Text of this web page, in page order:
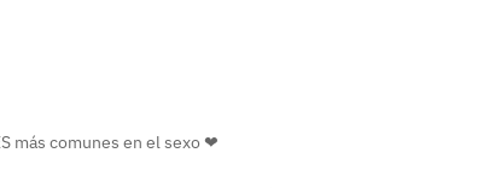
más comunes en el sexo ❤